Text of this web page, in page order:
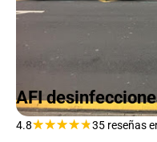
AFI
4.8★★★★★35 reseñas